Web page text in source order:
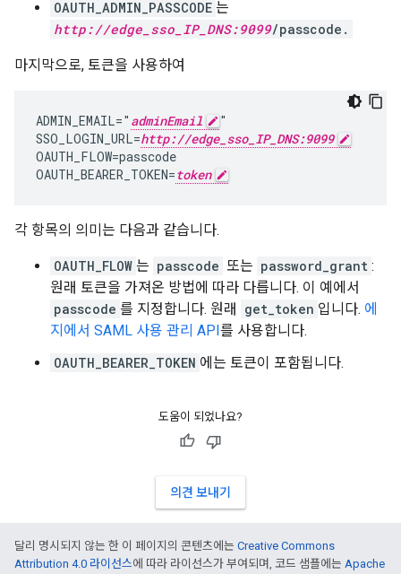
OAUTH_ADMIN_PASSCODE 는
http://edge_sso_IP_DNS:9099/passcode.
마지막으로, 토큰을 사용하여
ADMIN_EMAIL=" adminEmail
"
SSO_LOGIN_URL=http://edge_sso_IP_DNS:9099
OAUTH_FLOW=passcode
OAUTH_BEARER_TOKEN=token
각 항목의 의미는 다음과 같습니다.
OAUTH_FLOW 는 passcode 또는 password_grant :
원래 토큰을 가져온 방법에 따라 다릅니다. 이 예에서
passcode 를 지정합니다. 원래 get_token 입니다. 에
지에서 SAML 사용 관리 API를 사용합니다.
OAUTH_BEARER_TOKEN 에는 토큰이 포함됩니다.
도움이 되었나요?
의견 보내기
달리 명시되지 않는 한 이 페이지의 콘텐츠에는 Creative Commons
Attribution 4.0 라이선스에 따라 라이선스가 부여되며, 코드 샘플에는 Apache